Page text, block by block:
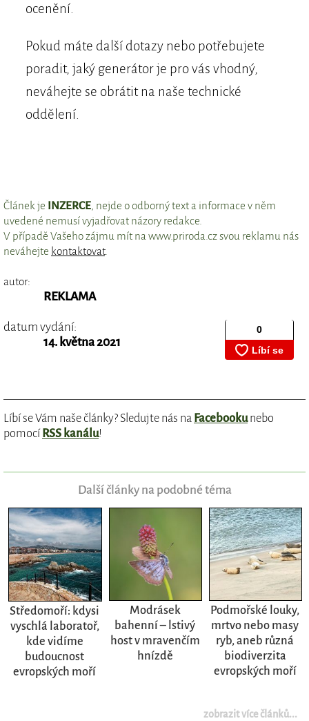
ocenění.
Pokud máte další dotazy nebo potřebujete
poradit, jaký generátor je pro vás vhodný,
neváhejte se obrátit na naše technické
oddělení.
Článek je INZERCE , nejde o odborný text a informace v něm
uvedené nemusí vyjadřovat názory redakce.
V případě Vašeho zájmu mít na www.priroda.cz svou reklamu nás
neváhejte kontaktovat.
autor:
REKLAMA
datum vydání:
14. května 2021
Líbí se Vám naše články? Sledujte nás na Facebookunebo
pomocí RSS kanálu!
Další články na podobné téma
Středomoří: kdysi
vyschlá laboratoř,
kde vidíme
budoucnost
evropských moří
Modrásek
bahenní – lstivý
host v mravenčím
hnízdě
Podmořské louky,
mrtvo nebo masy
ryb, aneb různá
biodiverzita
evropských moří
zobrazit více článků...